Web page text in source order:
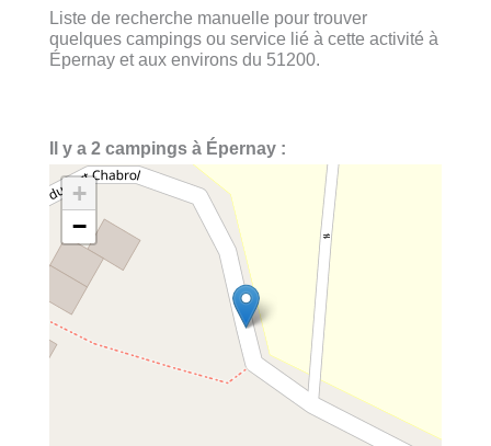
Liste de recherche manuelle pour trouver
quelques campings ou service lié à cette activité à
Épernay et aux environs du 51200.
Il y a 2 campings à Épernay :
+
−